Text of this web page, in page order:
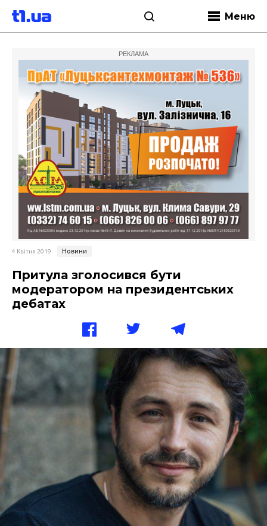
Меню
РЕКЛАМА
4 Квітня 2019 Новини
Притула зголосився бути
модератором на президентських
дебатах